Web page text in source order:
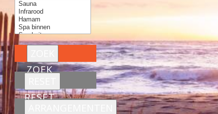
ZOEK
RESET